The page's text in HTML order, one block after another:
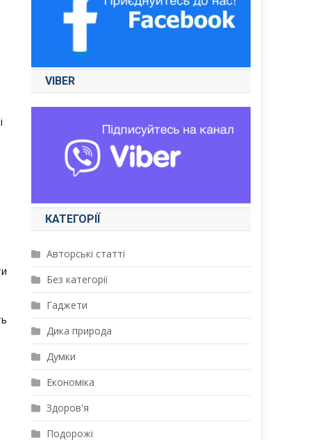
VIBER
КАТЕГОРІЇ
Авторські статті
Без категорії
Гаджети
Дика природа
Думки
Економіка
Здоров'я
Подорожі